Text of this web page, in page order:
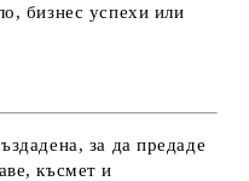
бизнес успехи или
за да предаде
късмет и